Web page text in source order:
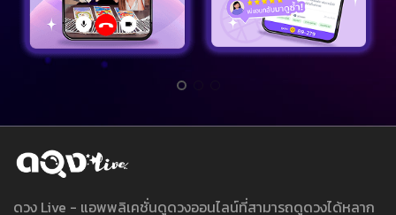
ดวง Live - แอพพลิเคชั่นดูดวงออนไลน์ที่สามารถดูดวงได้หลาก